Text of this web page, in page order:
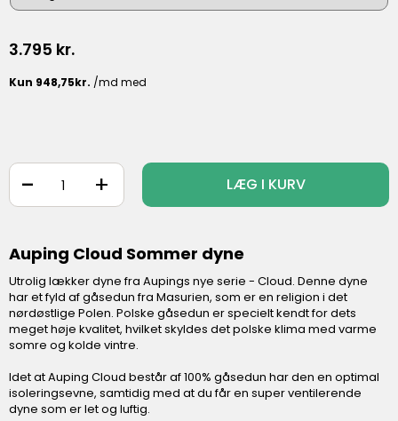
3.795 kr.
+
- LÆG I KURV
Auping Cloud Sommer dyne
Utrolig lækker dyne fra Aupings nye serie - Cloud. Denne dyne
har et fyld af gåsedun fra Masurien, som er en religion i det
nørdøstlige Polen. Polske gåsedun er specielt kendt for dets
meget høje kvalitet, hvilket skyldes det polske klima med varme
somre og kolde vintre.
Idet at Auping Cloud består af 100% gåsedun har den en optimal
isoleringsevne, samtidig med at du får en super ventilerende
dyne som er let og luftig.